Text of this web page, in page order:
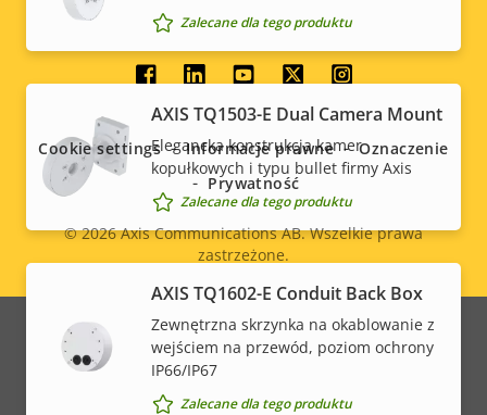
Zalecane dla tego produktu
AXIS TQ1503-E Dual Camera Mount
Elegancka konstrukcja kamer
kopułkowych i typu bullet firmy Axis
Zalecane dla tego produktu
AXIS TQ1602-E Conduit Back Box
Zewnętrzna skrzynka na okablowanie z
wejściem na przewód, poziom ochrony
IP66/IP67
Zalecane dla tego produktu
Social
menu
Legal
menu
© 2026Axis Communications AB. Wszelkie prawa
zastrzeżone.
Cookie settings Informacje prawne
Oznaczenie
Prywatność